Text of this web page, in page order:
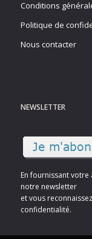
Conditions
Politique de
Nous contacter
NEWSLETTER
En fournissant
notre newsletter
et vous
confidentialité.